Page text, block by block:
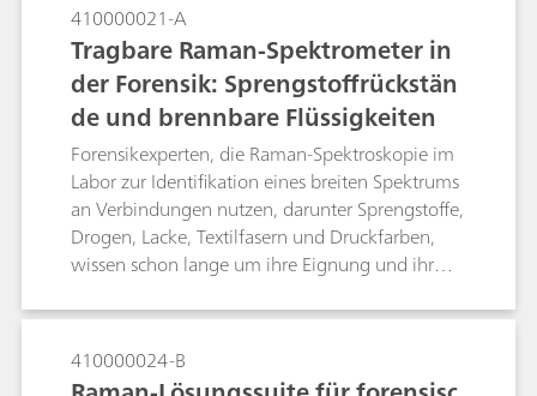
410000021-A
Tragbare Raman-Spektrometer in
der Forensik: Sprengstoffrückstän
de und brennbare Flüssigkeiten
Forensikexperten, die Raman-Spektroskopie im
Labor zur Identifikation eines breiten Spektrums
an Verbindungen nutzen, darunter Sprengstoffe,
Drogen, Lacke, Textilfasern und Druckfarben,
wissen schon lange um ihre Eignung und ihr
Raman-Spektroskopie in Laborqualität
ausserhalb des Labors, z. B. für die In-situ-
Analyse an einem Tatort, war bis vor einigen
410000024-B